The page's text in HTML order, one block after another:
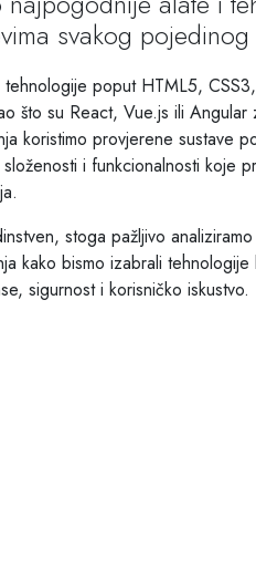
svakog
poput HTML5,
što su React, Vue.js ili Angular
koristimo provjerene sustave
i funkcionalnosti koje
stoga pažljivo
kako bismo izabrali
sigurnost i korisničko iskustvo.